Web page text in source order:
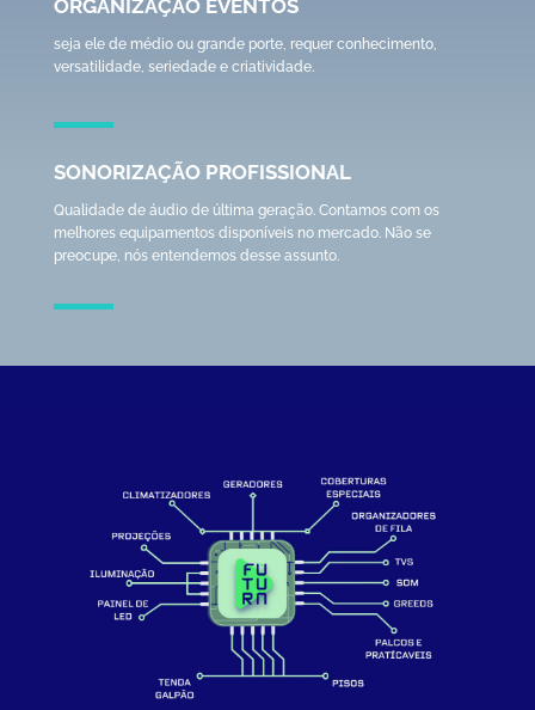
ORGANIZAÇÃO EVENTOS
seja ele de médio ou grande porte, requer conhecimento,
versatilidade, seriedade e criatividade.
SONORIZAÇÃO PROFISSIONAL
Qualidade de áudio de última geração. Contamos com os
melhores equipamentos disponíveis no mercado. Não se
preocupe, nós entendemos desse assunto.